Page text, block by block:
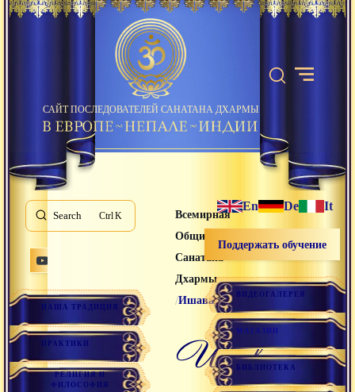
САЙТ ПОСЛЕДОВАТЕЛЕЙ САНАТАНА ДХАРМЫ
Search K
НАША ТРАДИЦИЯ
ПРАКТИКИ
РЕЛИГИЯ И
ФИЛОСОФИЯ
Всемирная
Община
Санатана
Дхармы
/Ишавати
ишавати
En De It
Поддержать обучение
ВИДЕОГАЛЕРЕЯ
МАГАЗИН
БИБЛИОТЕКА